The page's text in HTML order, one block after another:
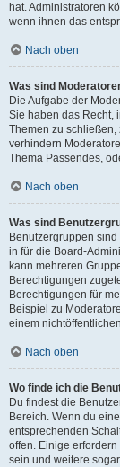
hat. Administratoren
wenn ihnen das
Nach oben
Was sind
Die Aufgabe der
Sie haben das Recht,
Themen zu
verhindern
Thema Passendes,
Nach oben
Was sind
Benutzergruppen
in für die Board-
kann mehreren
Berechtigungen
Berechtigungen für
Beispiel zu
einem
Nach oben
Wo finde ich die
Du findest die
Bereich. Wenn du
entsprechenden
offen. Einige
sein und weitere